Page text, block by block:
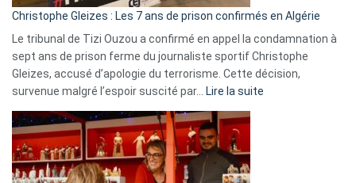
Christophe Gleizes : Les 7 ans de prison confirmés en Algérie
Le tribunal de Tizi Ouzou a confirmé en appel la condamnation à
sept ans de prison ferme du journaliste sportif Christophe
Gleizes, accusé d’apologie du terrorisme. Cette décision,
survenue malgré l’espoir suscité par… Lire la suite